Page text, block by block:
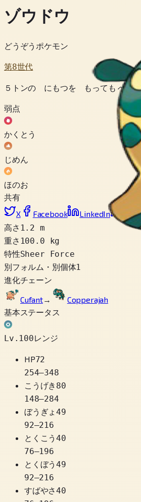
ゾウドウ
どうぞうポケモン
第8世代
５トンの にもつを もっても へ
弱点
かくとう
じめん
ほのお
共有
X
Facebook LinkedIn
高さ 1.2 m
重さ 100.0 kg
特性Sheer Force
別フォルム・別個体1
進化チェーン
Cufant→
Copperajah
基本ステータス
Lv.100レンジ
HP72
254–348
こうげき 80
148–284
ぼうぎょ49
92–216
とくこう40
76–196
とくぼう49
92–216
すばやさ40